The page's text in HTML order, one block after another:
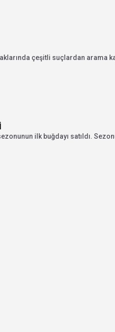
çeşitli suçlardan arama
ilk buğdayı satıldı.